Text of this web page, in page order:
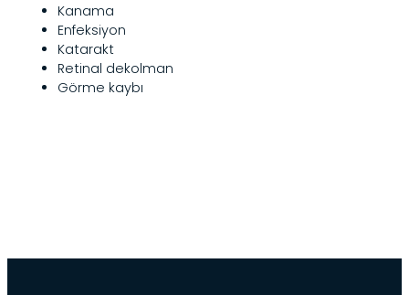
Kanama
Enfeksiyon
Katarakt
Retinal dekolman
Görme kaybı